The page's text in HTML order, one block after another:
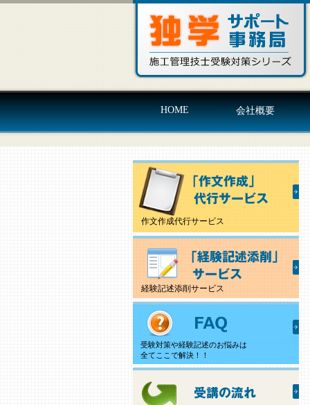
HOME 会社概要
作文作成代行サービス
経験記述添削サービス
受験対策や経験記述のお悩みは
全てここで解決！！